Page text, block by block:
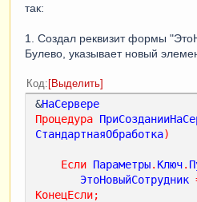
так:
1. Создал реквизит формы
Булево, указывает новый
Код Выделить
&НаСервере
Процедура
СтандартнаяОбработка)
Если Параметры. Ключ.
ЭтоНовыйСотрудник
КонецЕсли;